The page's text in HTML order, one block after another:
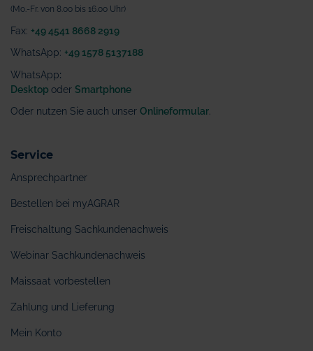
(Mo.-Fr. von 8.00 bis 16.00 Uhr)
Fax: +49 4541 8668 2919
WhatsApp: +49 1578 5137188
WhatsApp:
Desktop oder Smartphone
Oder nutzen Sie auch unser Onlineformular
Service
Ansprechpartner
Bestellen bei myAGRAR
Freischaltung Sachkundenachweis
Webinar Sachkundenachweis
Maissaat vorbestellen
Zahlung und Lieferung
Mein Konto